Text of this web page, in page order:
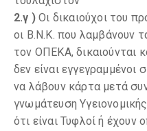
2.γ ) Οι δικαιούχοι του
οι Β.Ν.Κ. που λαμβάνουν
τον ΟΠΕΚΑ, δικαιούνται
δεν είναι
να λάβουν κάρτα μετά
γνωμάτευση
ότι είναι Τυφλοί ή έχουν